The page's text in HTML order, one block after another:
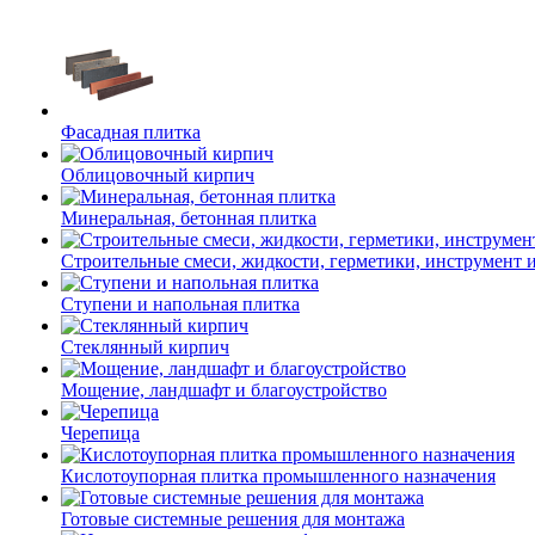
Фасадная плитка
Облицовочный кирпич
Минеральная, бетонная плитка
Строительные смеси, жидкости, герметики, инструмент
Ступени и напольная плитка
Cтеклянный кирпич
Мощение, ландшафт и благоустройство
Черепица
Кислотоупорная плитка промышленного назначения
Готовые системные решения для монтажа